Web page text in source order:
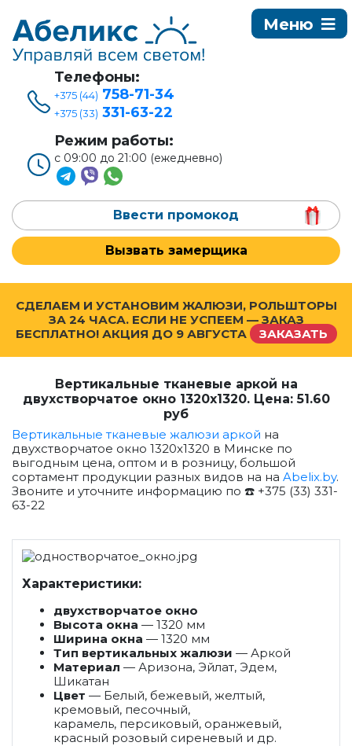
Телефоны:
+375 (44) 758-71-34
+375 (33) 331-63-22
Режим работы:
с 09:00 до 21:00 (ежедневно)
Ввести промокод
Вызвать замерщика
СДЕЛАЕМ И УСТАНОВИМ ЖАЛЮЗИ, РОЛЬШТОРЫ
ЗА 24 ЧАСА. ЕСЛИ НЕ УСПЕЕМ — ЗАКАЗ
БЕСПЛАТНО! АКЦИЯ ДО 9 АВГУСТА ЗАКАЗАТЬ
Вертикальные тканевые аркой на
двухстворчатое окно 1320x1320. Цена: 51.60
руб
Вертикальные тканевые жалюзи аркой на
двухстворчатое окно 1320x1320 в Минске по
выгодным цена, оптом и в розницу, большой
сортамент продукции разных видов на на Abelix.by.
Звоните и уточните информацию по ☎️ +375 (33) 331-
63-22
Характеристики:
двухстворчатое окно
Высота окна — 1320 мм
Ширина окна — 1320 мм
Тип вертикальных жалюзи — Аркой
Материал — Аризона, Эйлат, Эдем,
Шикатан
Цвет — Белый, бежевый, желтый,
кремовый, песочный,
карамель, персиковый, оранжевый,
красный розовый сиреневый и др.